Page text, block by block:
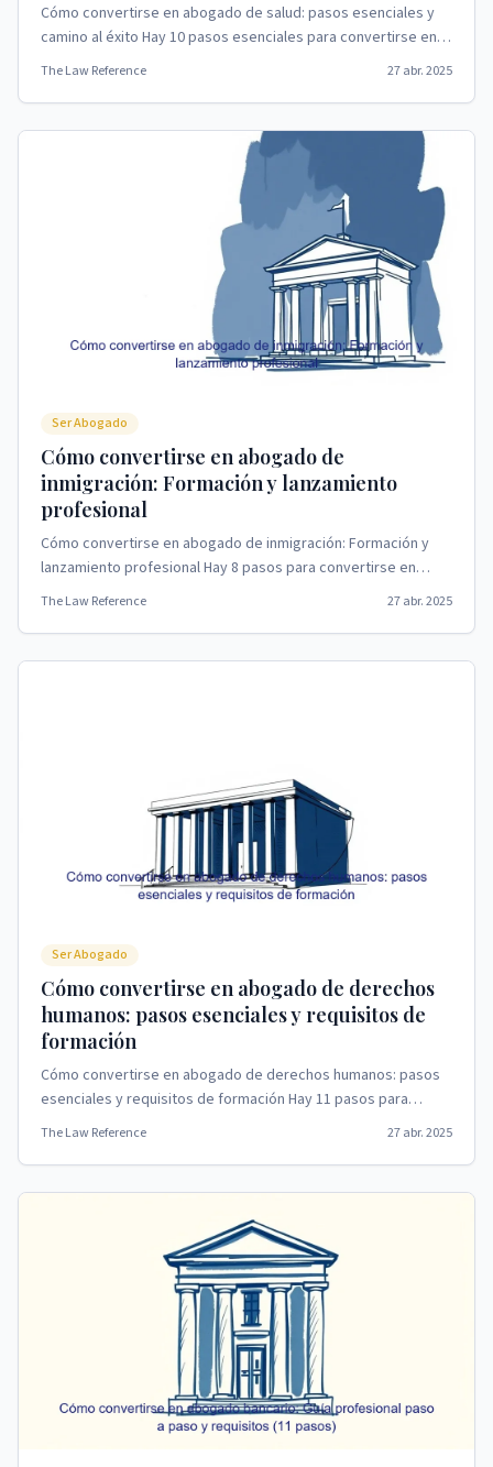
Cómo convertirse en abogado de salud: pasos esenciales y
camino al éxito Hay 10 pasos esenciales para convertirse en
abogado de la salud, lo que describe un...
The Law Reference 27 abr. 2025
Ser Abogado
Cómo convertirse en abogado de
inmigración: Formación y lanzamiento
profesional
Cómo convertirse en abogado de inmigración: Formación y
lanzamiento profesional Hay 8 pasos para convertirse en
abogado de inmigración.
The Law Reference 27 abr. 2025
Ser Abogado
Cómo convertirse en abogado de derechos
humanos: pasos esenciales y requisitos de
formación
Cómo convertirse en abogado de derechos humanos: pasos
esenciales y requisitos de formación Hay 11 pasos para
convertirse en abogado de derechos humanos.
The Law Reference 27 abr. 2025